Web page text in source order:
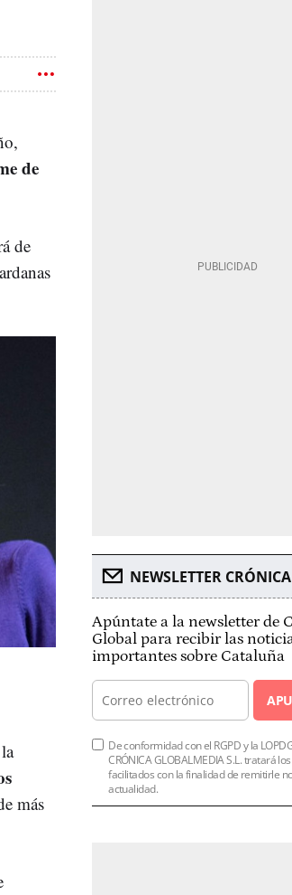
de
de
más
NEWSLETTER
Apúntate a la newsletter de
Global para recibir las
importantes sobre Cataluña
De conformidad con el RGPD y la
CRÓNICA GLOBALMEDIA S.L. tratará
facilitados con la finalidad de remitirle
actualidad.